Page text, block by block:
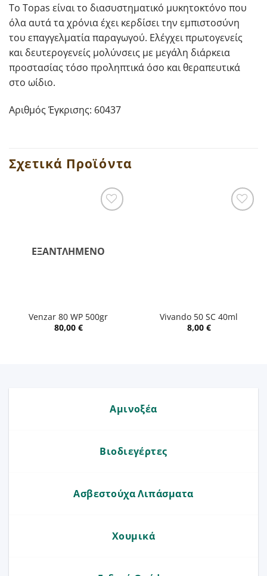
Το Topas είναι το διασυστηματικό μυκητοκτόνο που
όλα αυτά τα χρόνια έχει κερδίσει την εμπιστοσύνη
του επαγγελματία παραγωγού. Ελέγχει πρωτογενείς
και δευτερογενείς μολύνσεις με μεγάλη διάρκεια
προστασίας τόσο προληπτικά όσο και θεραπευτικά
στο ωίδιο.
Αριθμός Έγκρισης: 60437
Σχετικά Προϊόντα
ΕΞΑΝΤΛΗΜΈΝΟ
Venzar 80 WP 500gr
80,00 €
Vivando 50 SC 40ml
8,00 €
Αμινοξέα
Βιοδιεγέρτες
Ασβεστούχα Λιπάσματα
Χουμικά